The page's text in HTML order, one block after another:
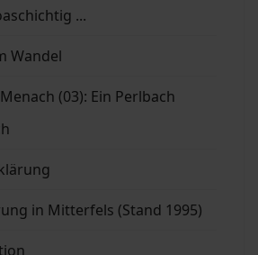
...
Wandel
(03): Ein Perlbach
in Mitterfels (Stand 1995)